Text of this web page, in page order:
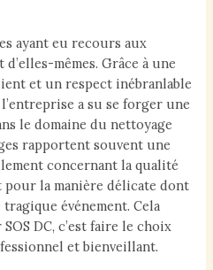
ayant eu recours aux
mêmes. Grâce à une
et un respect inébranlable
a su se forger une
le domaine du nettoyage
rapportent souvent une
concernant la qualité
pour la manière délicate dont
événement. Cela
DC, c’est faire le choix
et bienveillant.